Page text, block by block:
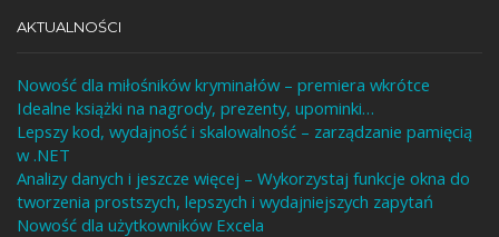
AKTUALNOŚCI
Nowość dla miłośników kryminałów – premiera wkrótce
Idealne książki na nagrody, prezenty, upominki…
Lepszy kod, wydajność i skalowalność – zarządzanie pamięcią
w .NET
Analizy danych i jeszcze więcej – Wykorzystaj funkcje okna do
tworzenia prostszych, lepszych i wydajniejszych zapytań
Nowość dla użytkowników Excela